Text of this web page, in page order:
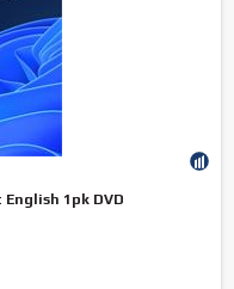
1pk DVD